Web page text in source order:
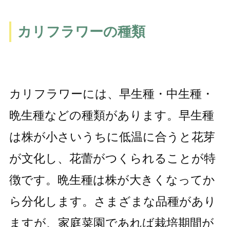
カリフラワーの種類
カリフラワーには、早生種・中生種・
晩生種などの種類があります。早生種
は株が小さいうちに低温に合うと花芽
が文化し、花蕾がつくられることが特
徴です。晩生種は株が大きくなってか
ら分化します。さまざまな品種があり
ますが、家庭菜園であれば栽培期間が